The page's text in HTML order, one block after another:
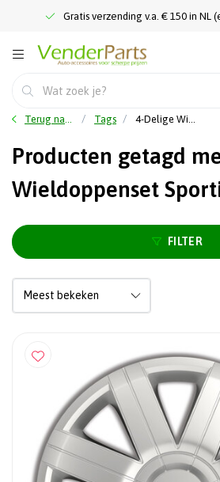
Gratis verzending v.a. € 150 in NL
Terug naar home Tags 4-Delige Wieldoppenset Sportive
Producten getagd
Wieldoppenset
FILTER